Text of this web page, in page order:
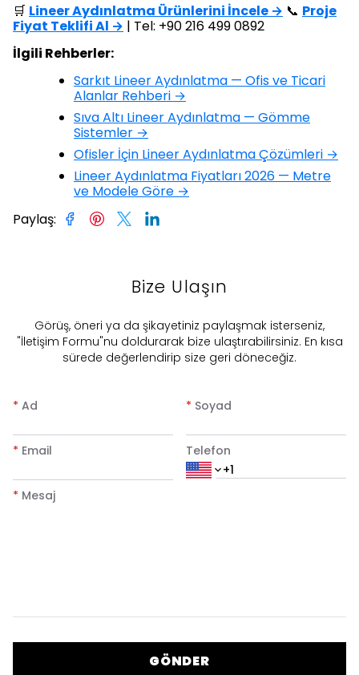
🛒 Lineer Aydınlatma Ürünlerini İncele → 📞 Proje
Fiyat Teklifi Al → | Tel: +90 216 499 0892
İlgili Rehberler:
Sarkıt Lineer Aydınlatma — Ofis ve Ticari
Alanlar Rehberi →
Sıva Altı Lineer Aydınlatma — Gömme
Sistemler →
Ofisler İçin Lineer Aydınlatma Çözümleri →
Lineer Aydınlatma Fiyatları 2026 — Metre
ve Modele Göre →
Paylaş:
Bize Ulaşın
​Görüş, öneri ya da şikayetiniz paylaşmak isterseniz,
"İletişim Formu"nu doldurarak bize ulaştırabilirsiniz. En kısa
sürede değerlendirip size geri döneceğiz.
* Ad * Soyad
* Email Telefon
* Mesaj
GÖNDER